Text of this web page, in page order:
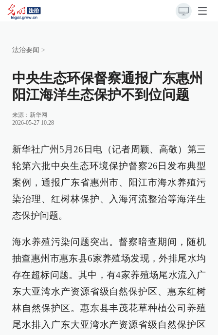
法治要闻 >
中央生态环保督察通报广东惠州
阳江海洋生态保护不到位问题
来源： 新华网
2026-05-27 10:28
新华社广州5月26日电（记者周颖、高敬）第三
轮第六批中央生态环境保护督察26日发布典型
案例，通报广东省惠州市、阳江市海水养殖污
染治理、红树林保护、入海河流整治等海洋生
态保护问题。
海水养殖污染问题突出。督察暗查期间，随机
抽查惠州市惠东县6家养殖场发现，外排尾水均
存在超标问题。其中，有4家养殖场尾水流入广
东大亚湾水产资源省级自然保护区、惠东红树
林自然保护区。惠东县丰茂花草种植公司养殖
尾水排入广东大亚湾水产资源省级自然保护区